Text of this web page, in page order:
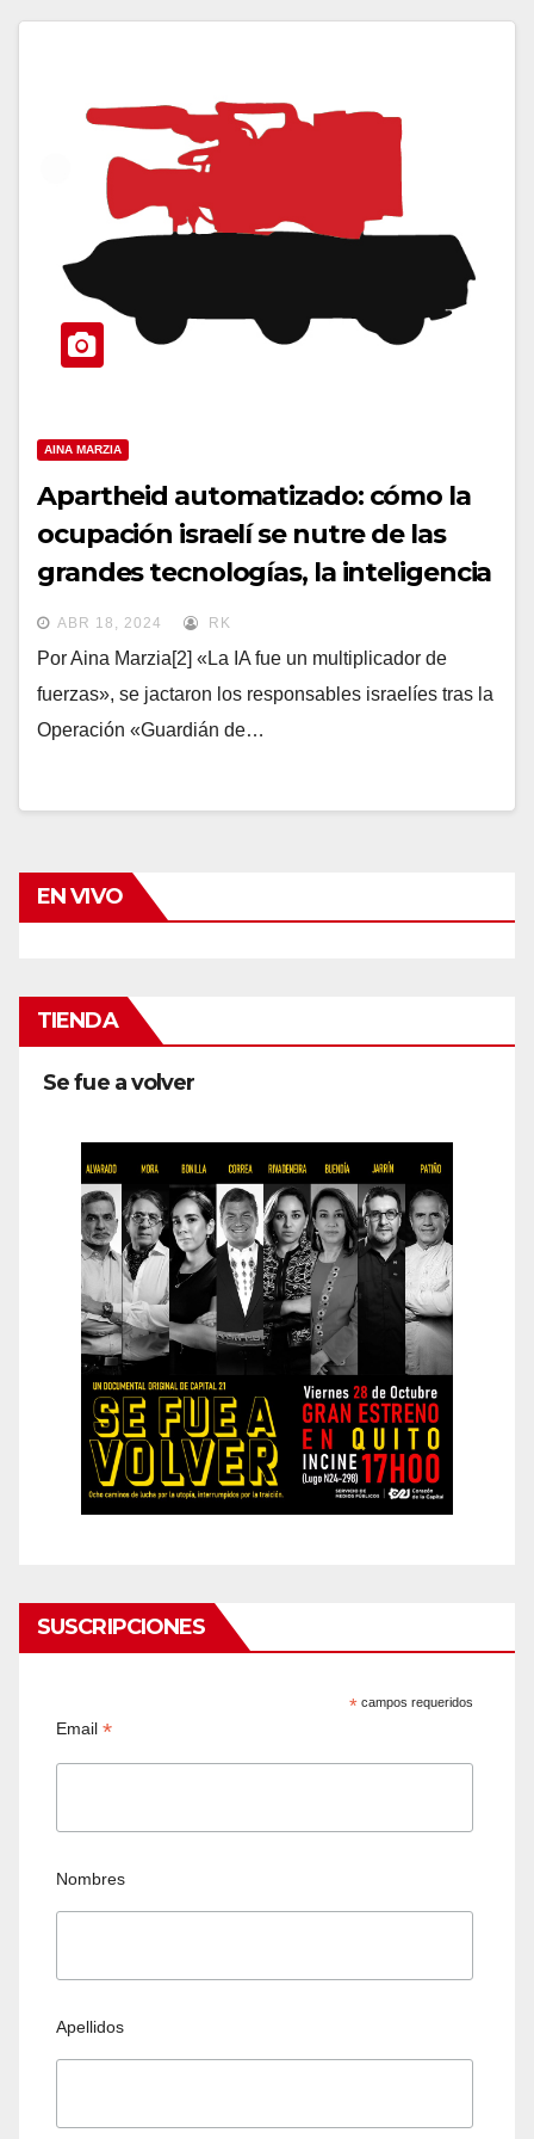
AINA MARZIA
Apartheid automatizado: cómo la
ocupación israelí se nutre de las
grandes tecnologías, la inteligencia
artificial y los programas espía
ABR 18, 2024 RK
Por Aina Marzia[2] «La IA fue un multiplicador de
fuerzas», se jactaron los responsables israelíes tras la
Operación «Guardián de…
EN VIVO
TIENDA
Se fue a volver
SUSCRIPCIONES
* campos requeridos
Email*
Nombres
Apellidos